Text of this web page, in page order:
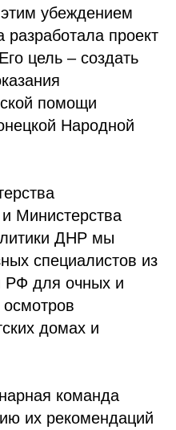
убеждением
проект
цель – создать
помощи
Народной
Министерства
ДНР мы
специалистов из
РФ для очных и
осмотров
домах и
команда
их рекомендаций